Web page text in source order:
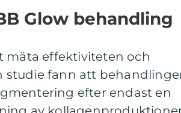
Glow behandling
mäta effektiviteten och
studie fann att
efter endast en